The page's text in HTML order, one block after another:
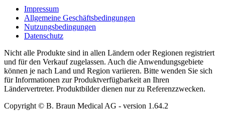
Impressum
Allgemeine Geschäftsbedingungen
Nutzungsbedingungen
Datenschutz
Nicht alle Produkte sind in allen Ländern oder Regionen registriert
und für den Verkauf zugelassen. Auch die Anwendungsgebiete
können je nach Land und Region variieren. Bitte wenden Sie sich
für Informationen zur Produktverfügbarkeit an Ihren
Ländervertreter. Produktbilder dienen nur zu Referenzzwecken.
Copyright © B. Braun Medical AG - version 1.64.2